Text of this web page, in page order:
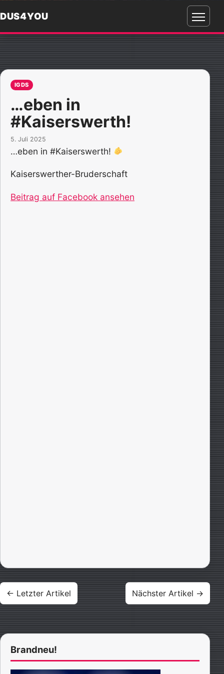
DUS4YOU
Menü
IGDS
…eben in
#Kaiserswerth!
5. Juli 2025
…eben in #Kaiserswerth!
Kaiserswerther-Bruderschaft
Beitrag auf Facebook ansehen
Beitragsnavigation
← Letzter Artikel Nächster Artikel →
Brandneu!